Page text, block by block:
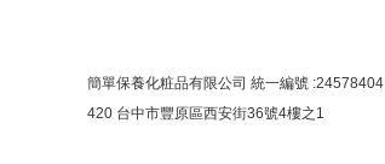
簡單保養化粧品有限公司 統一編號 :24578404
420 台中市豐原區西安街36號4樓之1